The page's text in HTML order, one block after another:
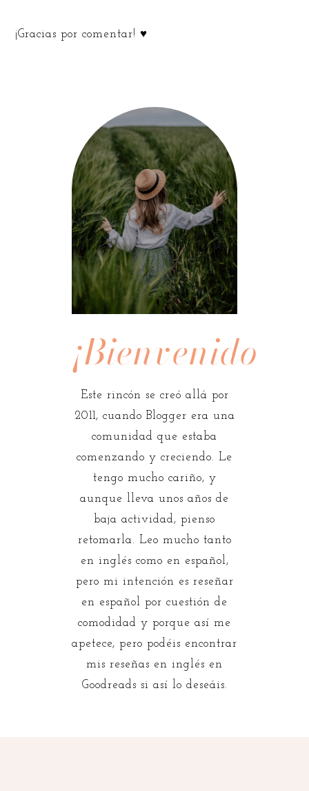
¡Gracias por comentar! ♥
¡Bienvenidos!
Este rincón se creó allá por
2011, cuando Blogger era una
comunidad que estaba
comenzando y creciendo. Le
tengo mucho cariño, y
aunque lleva unos años de
baja actividad, pienso
retomarla. Leo mucho tanto
en inglés como en español,
pero mi intención es reseñar
en español por cuestión de
comodidad y porque así me
apetece, pero podéis encontrar
mis reseñas en inglés en
Goodreads si así lo deseáis.